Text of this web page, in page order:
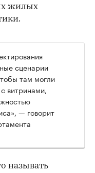
жилых
сценарии
там могли
витринами,
— говорит
называть